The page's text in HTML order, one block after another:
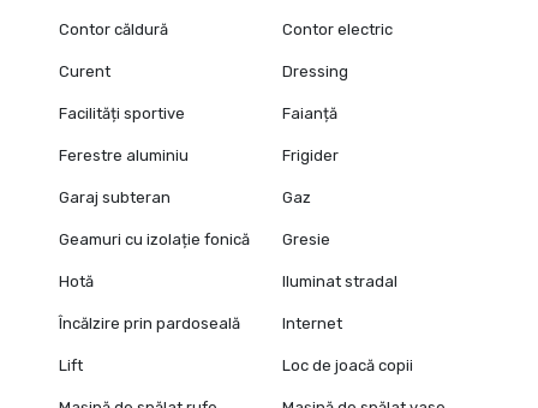
Contor căldură Contor electric
Curent Dressing
Facilități sportive Faianță
Ferestre aluminiu Frigider
Garaj subteran Gaz
Geamuri cu izolație fonică Gresie
Hotă Iluminat stradal
Încălzire prin pardoseală Internet
Lift Loc de joacă copii